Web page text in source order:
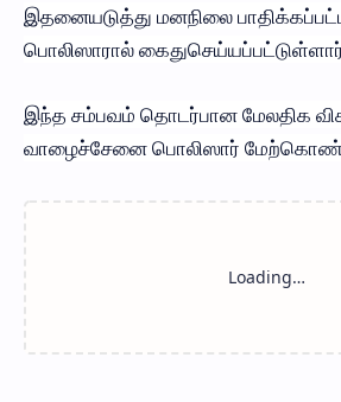
இதனையடுத்து மனநிலை
பொலிஸாரால்
இந்த சம்பவம் தொடர்பான மேலதிக
வாழைச்சேனை பொலிஸார்